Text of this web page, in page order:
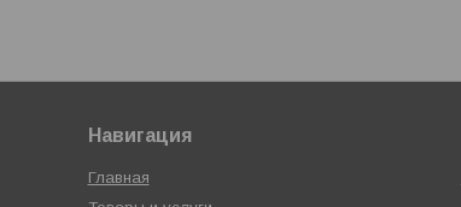
Навигация
Главная